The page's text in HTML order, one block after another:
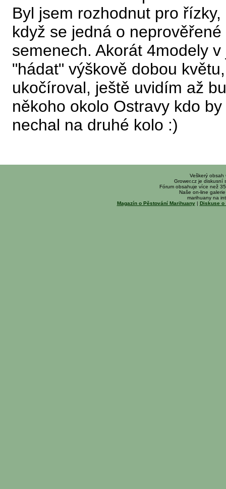
Byl jsem rozhodnut pro
když se jedná o
semenech. Akorát 4modely
"hádat" výškově dobou
ukočíroval, ještě uvidím až
někoho okolo Ostravy kdo
nechal na druhé kolo :)
Veškerý obsah
Grower.cz je diskusní
Fórum obsahuje více než
Naše on-line
marihuany na
Magazín o Pěstování Marihuany| Diskuse o